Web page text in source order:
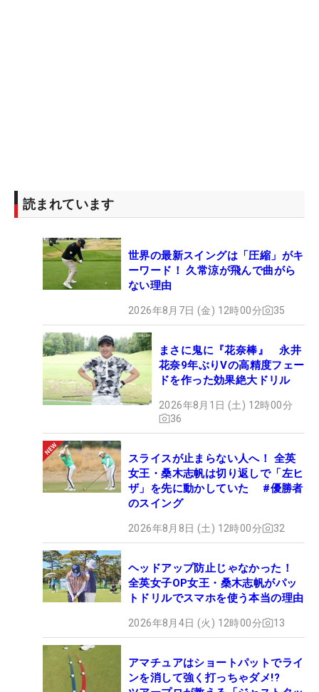
読まれています
世界の最新スイングは「圧縮」がキ
ーワード！ 久常涼が飛んで曲がら
ない理由
2026年8月7日 (金) 12時00分 35
まさに鬼に『花奈棒』 永井
花奈9年ぶりVの高精度フェー
ドを作った効果絶大ドリル
2026年8月1日 (土) 12時00分
36
スライスが止まらない人へ！ 全英
女王・桑木志帆は切り返しで「左ヒ
ザ」を先に動かしていた #優勝者
のスイング
2026年8月8日 (土) 12時00分 32
ヘッドアップ防止じゃなかった！
全英女子OP女王・桑木志帆がパッ
トドリルでスマホを使う本当の理由
2026年8月4日 (火) 12時00分 13
アマチュアはショートパットでライ
ンを消して強く打っちゃダメ!?